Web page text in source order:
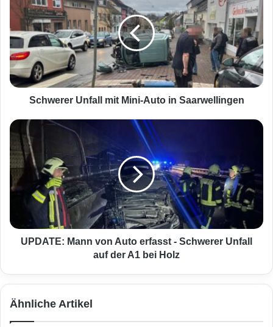
h
e
r
e
r
U
a
l
m
i
t
n
o
Schwerer Unfall mit Mini-Auto in Saarwellingen
U
D
A
T
E
a
A
UPDATE: Mann von Auto erfasst - Schwerer Unfall
auf der A1 bei Holz
Ähnliche Artikel